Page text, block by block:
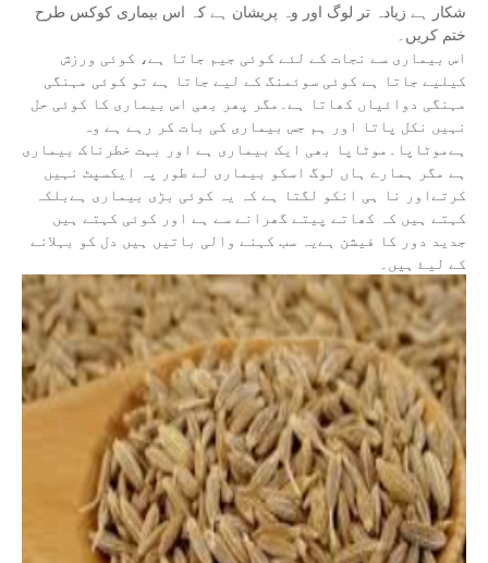
شکار ہے زیادہ تر لوگ اور وہ پریشان ہے کہ اس بیماری کوکس طرح
ختم کریں۔
اس بیماری سے نجات کے لئے کوئی جیم جاتا ہے، کوئی ورزش
کیلیے جاتا ہے کوئی سوئمنگ کے لیے جاتا ہے تو کوئی مہنگی
مہنگی دوائیاں کھاتا ہے۔مگر پھر بھی اس بیماری کا کوئی حل
نہیں نکل پاتا اور ہم جس بیماری کی بات کر رہے ہے وہ
ہےموٹاپا۔موٹاپا بھی ایک بیماری ہے اور بہت خطرناک بیماری
ہے مگر ہمارے ہاں لوگ اسکو بیماری لے طور پہ ایکسپٹ نہیں
کرتےاور نا ہی انکو لگتا ہے کہ یہ کوئی بڑی بیماری ہےبلکہ
کہتے ہیں کہ کھاتے پیتے گھرانے سے ہے اور کوئی کہتے ہیں
جدید دور کا فیشن ہےیہ سب کہنے والی باتیں ہیں دل کو بہلانے
کے لیۓ ہیں۔